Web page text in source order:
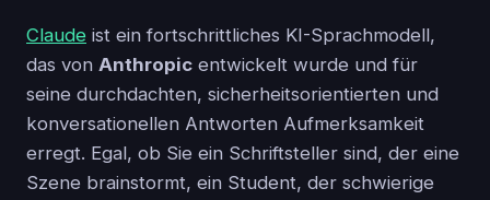
Claude ist ein fortschrittliches KI-Sprachmodell,
das von Anthropic entwickelt wurde und für
seine durchdachten, sicherheitsorientierten und
konversationellen Antworten Aufmerksamkeit
erregt. Egal, ob Sie ein Schriftsteller sind, der eine
Szene brainstormt, ein Student, der schwierige